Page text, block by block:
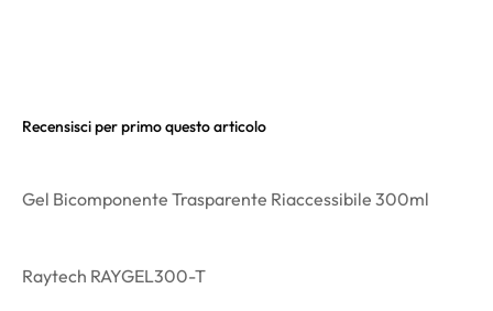
Recensisci per primo questo articolo
Gel Bicomponente Trasparente Riaccessibile 300ml
Raytech RAYGEL300-T